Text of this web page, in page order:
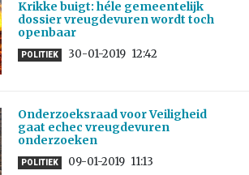
Krikke buigt: héle gemeentelijk
dossier vreugdevuren wordt toch
openbaar
POLITIEK 30-01-2019 12:42
Onderzoeksraad voor Veiligheid
gaat echec vreugdevuren
onderzoeken
POLITIEK 09-01-2019 11:13